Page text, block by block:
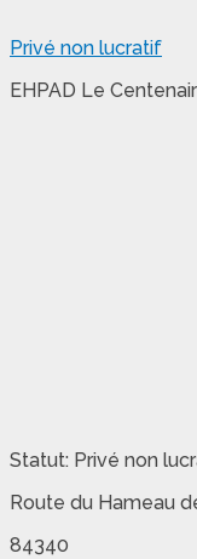
Privé non lucratif
EHPAD Le
Statut: Privé non
Route du Hameau
84340